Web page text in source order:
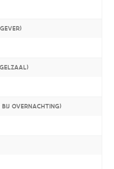
BIJ OVERNACHTING)